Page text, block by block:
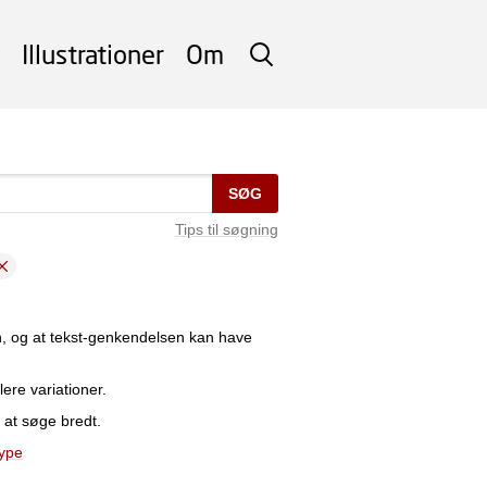
SØG
Illustrationer Om
SØG
Tips til søgning
at tekst-genkendelsen kan have
variationer.
søge bredt.